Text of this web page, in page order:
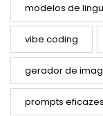
modelos de
vibe coding
gerador de
prompts eficazes